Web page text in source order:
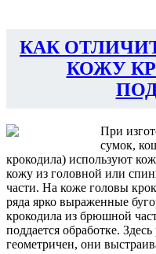
КАК
КОЖУ
При
сумок,
крокодила) используют
кожу из головной или
части. На коже головы
ряда ярко выраженные
крокодила из брюшной
поддается обработке.
геометричен, они